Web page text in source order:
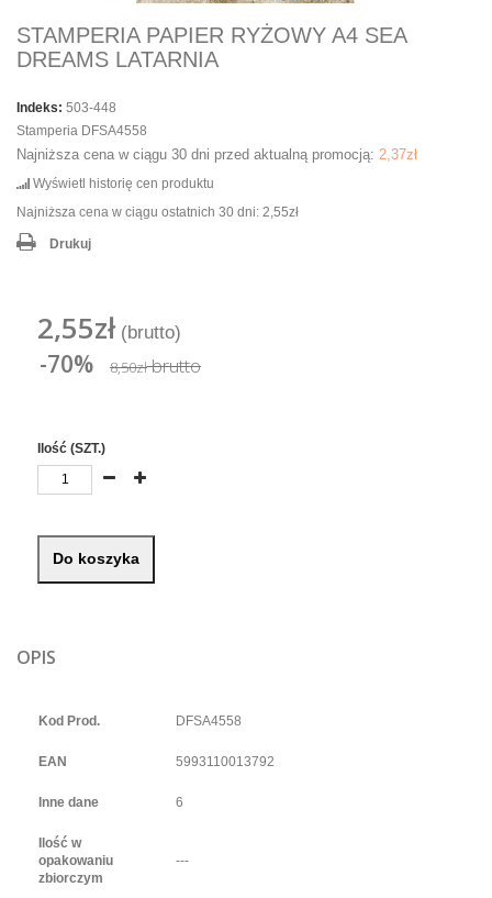
STAMPERIA PAPIER RYŻOWY A4 SEA
DREAMS LATARNIA
Indeks: 503-448
Stamperia DFSA4558
Najniższa cena w ciągu 30 dni przed aktualną promocją: 2,37zł
Wyświetl historię cen produktu
Najniższa cena w ciągu ostatnich 30 dni: 2,55zł
Drukuj
2,55zł(brutto)
-70% 8,50złbrutto
Ilość (SZT.)
Do koszyka
OPIS
Kod Prod. DFSA4558
EAN 5993110013792
Inne dane 6
Ilość w
opakowaniu
zbiorczym
---